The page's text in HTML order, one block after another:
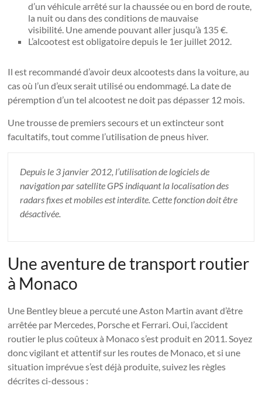
d’un véhicule arrêté sur la chaussée ou en bord de route,
la nuit ou dans des conditions de mauvaise
visibilité. Une amende pouvant aller jusqu’à 135 €.
L’alcootest est obligatoire depuis le 1er juillet 2012.
Il est recommandé d’avoir deux alcootests dans la voiture, au
cas où l’un d’eux serait utilisé ou endommagé. La date de
péremption d’un tel alcootest ne doit pas dépasser 12 mois.
Une trousse de premiers secours et un extincteur sont
facultatifs, tout comme l’utilisation de pneus hiver.
Depuis le 3 janvier 2012, l’utilisation de logiciels de
navigation par satellite GPS indiquant la localisation des
radars fixes et mobiles est interdite. Cette fonction doit être
désactivée.
Une aventure de transport routier
à Monaco
Une Bentley bleue a percuté une Aston Martin avant d’être
arrêtée par Mercedes, Porsche et Ferrari. Oui, l’accident
routier le plus coûteux à Monaco s’est produit en 2011. Soyez
donc vigilant et attentif sur les routes de Monaco, et si une
situation imprévue s’est déjà produite, suivez les règles
décrites ci-dessous :